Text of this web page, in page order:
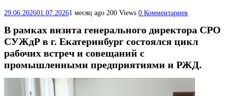
29.06.202601.07.20261 месяц ago 200 Views 0 Комментариев
В рамках визита генерального директора СРО
СУЖдР в г. Екатеринбург состоялся цикл
рабочих встреч и совещаний с
промышленными предприятиями и РЖД.